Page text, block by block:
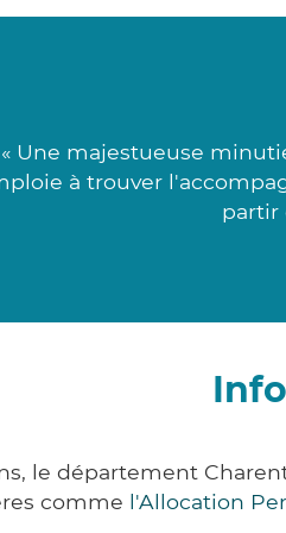
« Une majestueuse
à trouver
partir
le département
comme l'Allocation